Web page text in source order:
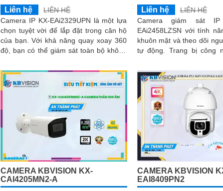
Liên hệ
LIÊN HỆ
Camera IP KX-EAi2329UPN là một lựa
chọn tuyệt vời để lắp đặt trong căn hộ
của bạn. Với khả năng quay xoay 360
độ, bạn có thể giám sát toàn bộ không
Liên hệ
LIÊN HỆ
Camera giám sát
EAi2458LZSN với tính
khuôn mặt và theo dõi
tự động. Trang bị công nghệ nổi bật
ngoại siêu xa và Starlight
sắc nét ban đêm
CAMERA KBVISION KX-
CAI4205MN2-A
CAMERA KBVISION
EAI8409PN2